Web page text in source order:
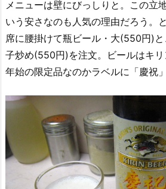
メニューは壁にびっしりと。この立
いう安さなのも人気の理由だろう。
席に腰掛けて瓶ビール・大(550円)
子炒め(550円)を注文。ビールはキ
年始の限定品なのかラベルに「慶祝